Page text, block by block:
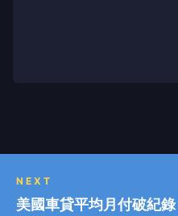
NEXT
美國車貸平均月付破紀